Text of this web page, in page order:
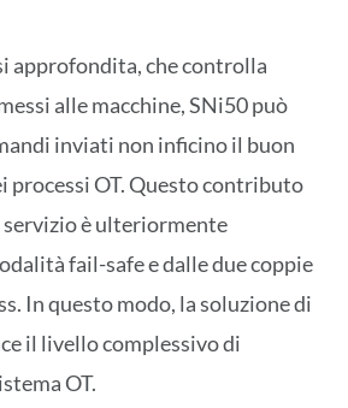
approfondita, che controlla
alle macchine, SNi50 può
inviati non inficino il buon
processi OT. Questo contributo
è ulteriormente
fail-safe e dalle due coppie
In questo modo, la soluzione di
il livello complessivo di
OT.